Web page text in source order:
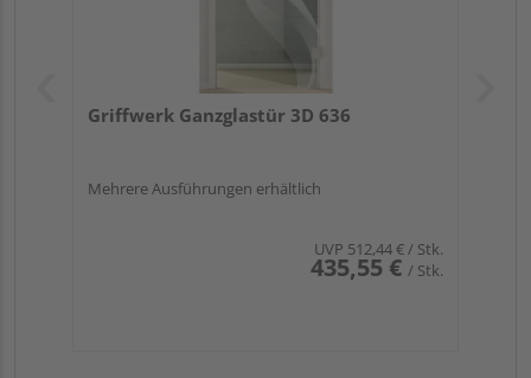
Griffwerk Ganzglastür 3D 636
Mehrere Ausführungen erhältlich
UVP 512,44 €/ Stk.
435,55 € / Stk.